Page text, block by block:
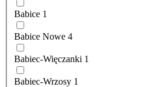
Babice 1
Babice Nowe 4
Babiec-Więczanki 1
Babiec-Wrzosy 1